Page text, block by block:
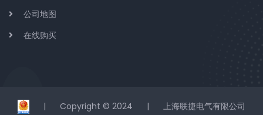
公司地图
在线购买
| Copyright © 2024 | 上海联捷电气有限公司